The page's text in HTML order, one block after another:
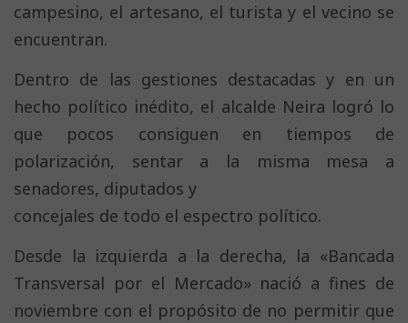
campesino, el artesano, el turista y el vecino se
encuentran.
Dentro de las gestiones destacadas y en un
hecho político inédito, el alcalde Neira logró lo
que pocos consiguen en tiempos de
polarización, sentar a la misma mesa a
senadores, diputados y
concejales de todo el espectro político.
Desde la izquierda a la derecha, la «Bancada
Transversal por el Mercado» nació a fines de
noviembre con el propósito de no permitir que